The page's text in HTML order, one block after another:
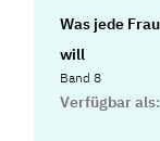
Was jede
will
Band 8
Verfügbar als: